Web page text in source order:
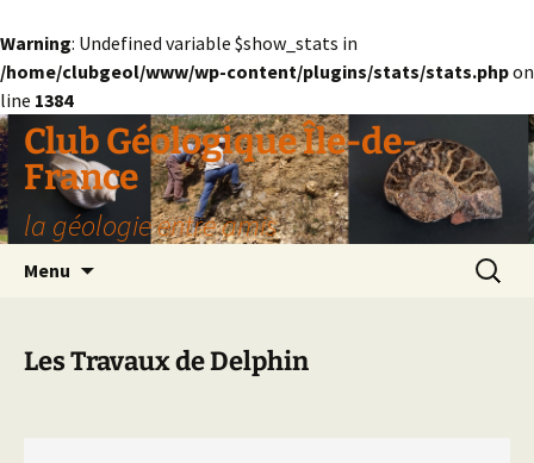
Warning: Undefined variable $show_stats in
/home/clubgeol/www/wp-content/plugins/stats/stats.phpon
line 1384
Aller
au
contenu
Club Géologique Île-de-
France
la géologie entre amis
Menu
Les Travaux de Delphin